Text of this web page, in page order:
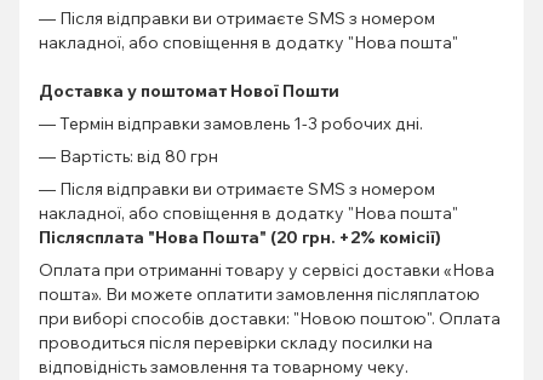
— Після відправки ви отримаєте SMS з номером
накладної, або сповіщення в додатку "Нова пошта"
Доставка у поштомат Нової Пошти
— Термін відправки замовлень 1-3 робочих дні.
— Вартість: від 80 грн
— Після відправки ви отримаєте SMS з номером
накладної, або сповіщення в додатку "Нова пошта"
Післясплата "Нова Пошта" (20 грн. +2% комісії)
Оплата при отриманні товару у сервісі доставки «Нова
пошта». Ви можете оплатити замовлення післяплатою
при виборі способів доставки: "Новою поштою". Оплата
проводиться після перевірки складу посилки на
відповідність замовлення та товарному чеку.